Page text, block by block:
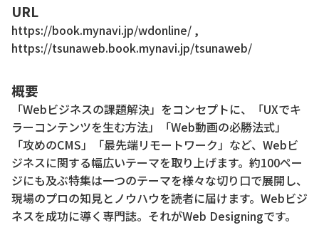
URL
https://book.mynavi.jp/wdonline/ ,
https://tsunaweb.book.mynavi.jp/tsunaweb/
概要
「Webビジネスの課題解決」をコンセプトに、「UXでキ
ラーコンテンツを生む方法」「Web動画の必勝法式」
「攻めのCMS」「最先端リモートワーク」など、Webビ
ジネスに関する幅広いテーマを取り上げます。約100ペー
ジにも及ぶ特集は一つのテーマを様々な切り口で展開し、
現場のプロの知見とノウハウを読者に届けます。Webビジ
ネスを成功に導く専門誌。それがWeb Designingです。